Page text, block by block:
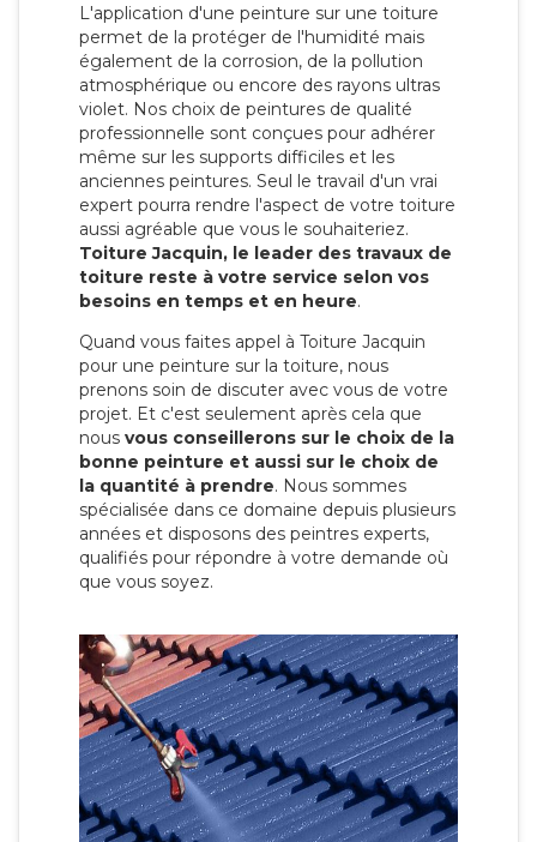
L'application d'une peinture sur une toiture
permet de la protéger de l'humidité mais
également de la corrosion, de la pollution
atmosphérique ou encore des rayons ultras
violet. Nos choix de peintures de qualité
professionnelle sont conçues pour adhérer
même sur les supports difficiles et les
anciennes peintures. Seul le travail d'un vrai
expert pourra rendre l'aspect de votre toiture
aussi agréable que vous le souhaiteriez.
Toiture Jacquin, le leader des travaux de
toiture reste à votre service selon vos
besoins en temps et en heure.
Quand vous faites appel à Toiture Jacquin
pour une peinture sur la toiture, nous
prenons soin de discuter avec vous de votre
projet. Et c'est seulement après cela que
nous vous conseillerons sur le choix de la
bonne peinture et aussi sur le choix de
la quantité à prendre. Nous sommes
spécialisée dans ce domaine depuis plusieurs
années et disposons des peintres experts,
qualifiés pour répondre à votre demande où
que vous soyez.